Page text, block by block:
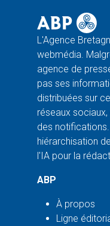
L'Agence
webmédia.
agence de
pas ses
distribuées sur
réseaux
des
hiérarchisation
l'IA pour la
ABP
À propos
Ligne